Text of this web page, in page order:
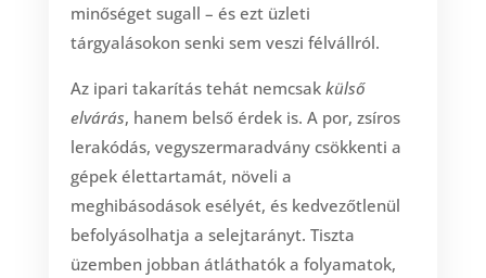
minőséget sugall – és ezt üzleti
tárgyalásokon senki sem veszi félvállról.
Az ipari takarítás tehát nemcsak külső
elvárás, hanem belső érdek is. A por, zsíros
lerakódás, vegyszermaradvány csökkenti a
gépek élettartamát, növeli a
meghibásodások esélyét, és kedvezőtlenül
befolyásolhatja a selejtarányt. Tiszta
üzemben jobban átláthatók a folyamatok,